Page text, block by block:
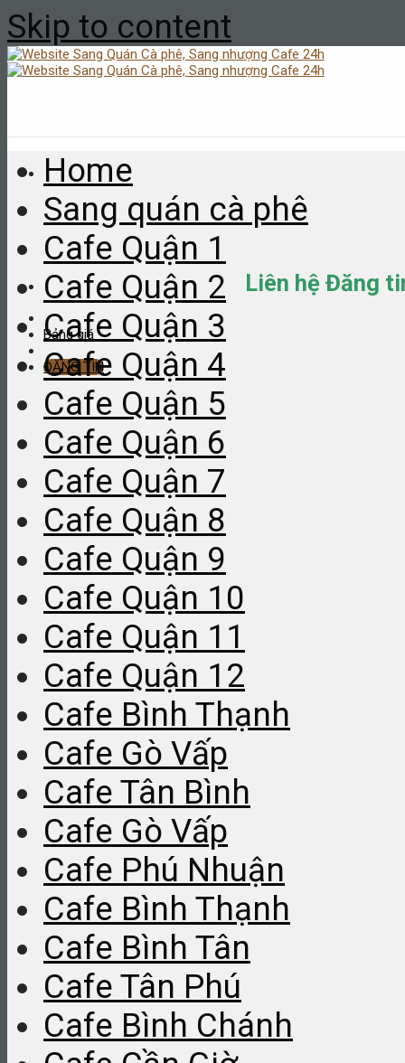
Skip to content
Liên hệ Đăng
Bảng giá
ĐĂNG TIN
Home
Sang quán cà phê
Cafe Quận 1
Cafe Quận 2
Cafe Quận 3
Cafe Quận 4
Cafe Quận 5
Cafe Quận 6
Cafe Quận 7
Cafe Quận 8
Cafe Quận 9
Cafe Quận 10
Cafe Quận 11
Cafe Quận 12
Cafe Bình Thạnh
Cafe Gò Vấp
Cafe Tân Bình
Cafe Gò Vấp
Cafe Phú Nhuận
Cafe Bình Thạnh
Cafe Bình Tân
Cafe Tân Phú
Cafe Bình Chánh